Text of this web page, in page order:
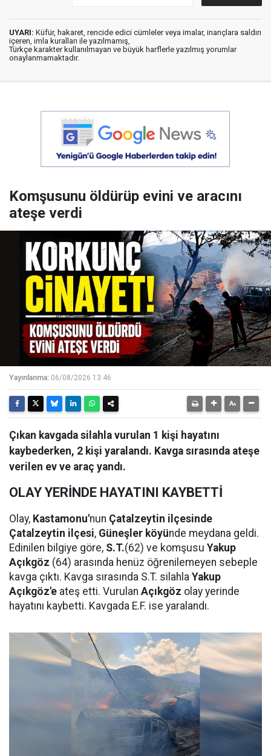
UYARI: Küfür, hakaret, rencide edici cümleler veya imalar, inançlara saldırı
içeren, imla kuralları ile yazılmamış,
Türkçe karakter kullanılmayan ve büyük harflerle yazılmış yorumlar
onaylanmamaktadır.
Komşusunu öldürüp evini ve aracını
ateşe verdi
Yayınlanma: 06/08/2026 13:46
Çıkan kavgada silahla vurulan 1 kişi hayatını
kaybederken, 2 kişi yaralandı. Kavga sırasında ateşe
verilen ev ve araç yandı.
OLAY YERİNDE HAYATINI KAYBETTİ
Olay, Kastamonu'nun Çatalzeytin ilçesinde
Çatalzeytin ilçesi, Güneşler köyünde meydana geldi.
Edinilen bilgiye göre, S.T.(62) ve komşusu Yakup
Açıkgöz (64) arasında henüz öğrenilemeyen sebeple
kavga çıktı. Kavga sırasında S.T. silahla Yakup
Açıkgöz'e ateş etti. Vurulan Açıkgöz olay yerinde
hayatını kaybetti. Kavgada E.F. ise yaralandı.